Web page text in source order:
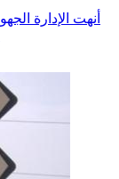
أنهت الإدارة